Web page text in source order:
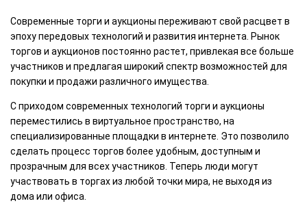
Современные торги и аукционы переживают свой расцвет в
эпоху передовых технологий и развития интернета. Рынок
торгов и аукционов постоянно растет, привлекая все больше
участников и предлагая широкий спектр возможностей для
покупки и продажи различного имущества.
С приходом современных технологий торги и аукционы
переместились в виртуальное пространство, на
специализированные площадки в интернете. Это позволило
сделать процесс торгов более удобным, доступным и
прозрачным для всех участников. Теперь люди могут
участвовать в торгах из любой точки мира, не выходя из
дома или офиса.